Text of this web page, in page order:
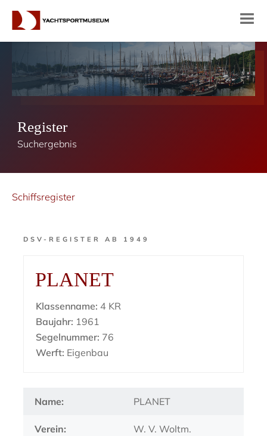
Register
Suchergebnis
Schiffsregister
DSV-REGISTER AB 1949
PLANET
Klassenname: 4 KR
Baujahr: 1961
Segelnummer: 76
Werft: Eigenbau
Name: PLANET
Verein: W. V. Woltm.